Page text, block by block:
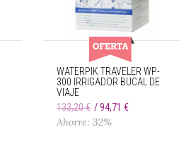
WATERPIK TRAVELER WP-
300 IRRIGADOR BUCAL DE
VIAJE
133,20 €
94,71 €
Ahorre: 32%